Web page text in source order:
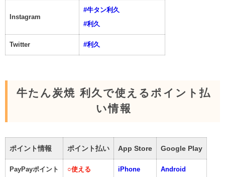
Instagram
#牛タン利久
#利久
Twitter #利久
牛たん炭焼 利久で使えるポイント払
い情報
ポイント情報 ポイント払い App Store Google Play
PayPayポイント ○使える iPhone Android